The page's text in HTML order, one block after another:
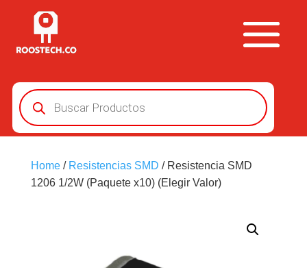
Búsqueda
de
productos
Home/ Resistencias SMD / Resistencia SMD
1206 1/2W (Paquete x10) (Elegir Valor)